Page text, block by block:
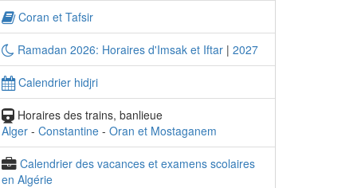
Coran et Tafsir
Ramadan 2026: Horaires d'Imsak et Iftar | 2027
Calendrier hidjri
Horaires des trains, banlieue
Alger - Constantine - Oran et Mostaganem
Calendrier des vacances et examens scolaires
en Algérie